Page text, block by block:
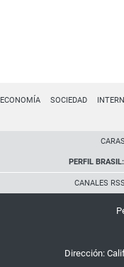
ECONOMÍA SOCIEDAD
CARAS
PERFIL BRASIL:
CANALES RSS
Dirección: